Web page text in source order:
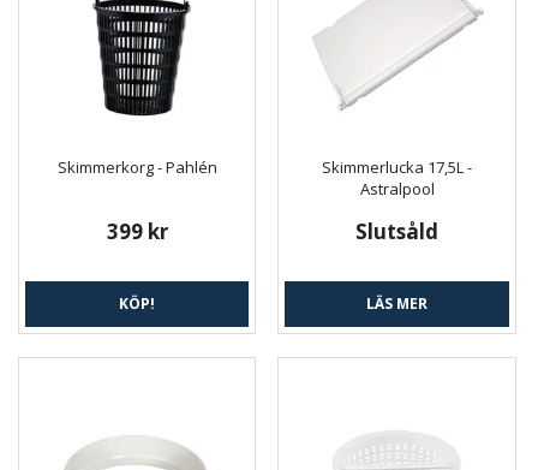
Skimmerkorg - Pahlén
399 kr
KÖP!
Skimmerlucka 17,5L -
Astralpool
Slutsåld
LÄS MER